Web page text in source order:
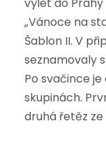
„Vánoce na
Šablon II. V
seznamovaly
Po svačince
skupinách.
druhá řetěz ze